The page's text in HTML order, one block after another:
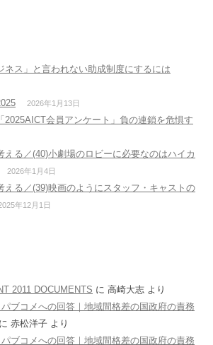
ネス」と言われない助成制度にするには
2026年1月13日
2025AICT会員アンケート」負の連鎖を危惧す
える／(40)小劇場のロビーに必要なのはハイカ
2026年1月4日
える／(39)映画のようにスタッフ・キャストの
年12月1日
2011 DOCUMENTS に 高崎大志 より
パブコメへの回答｜地域間格差の国政府の責務
に 赤松洋子 より
パブコメへの回答｜地域間格差の国政府の責務